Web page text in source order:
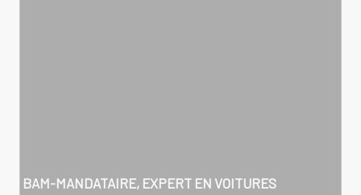
BAM-MANDATAIRE, EXPERT EN VOITURES